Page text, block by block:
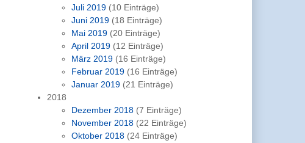
Juli 2019 (10 Einträge)
Juni 2019 (18 Einträge)
Mai 2019 (20 Einträge)
April 2019 (12 Einträge)
März 2019 (16 Einträge)
Februar 2019 (16 Einträge)
Januar 2019 (21 Einträge)
2018
Dezember 2018 (7 Einträge)
November 2018 (22 Einträge)
Oktober 2018 (24 Einträge)